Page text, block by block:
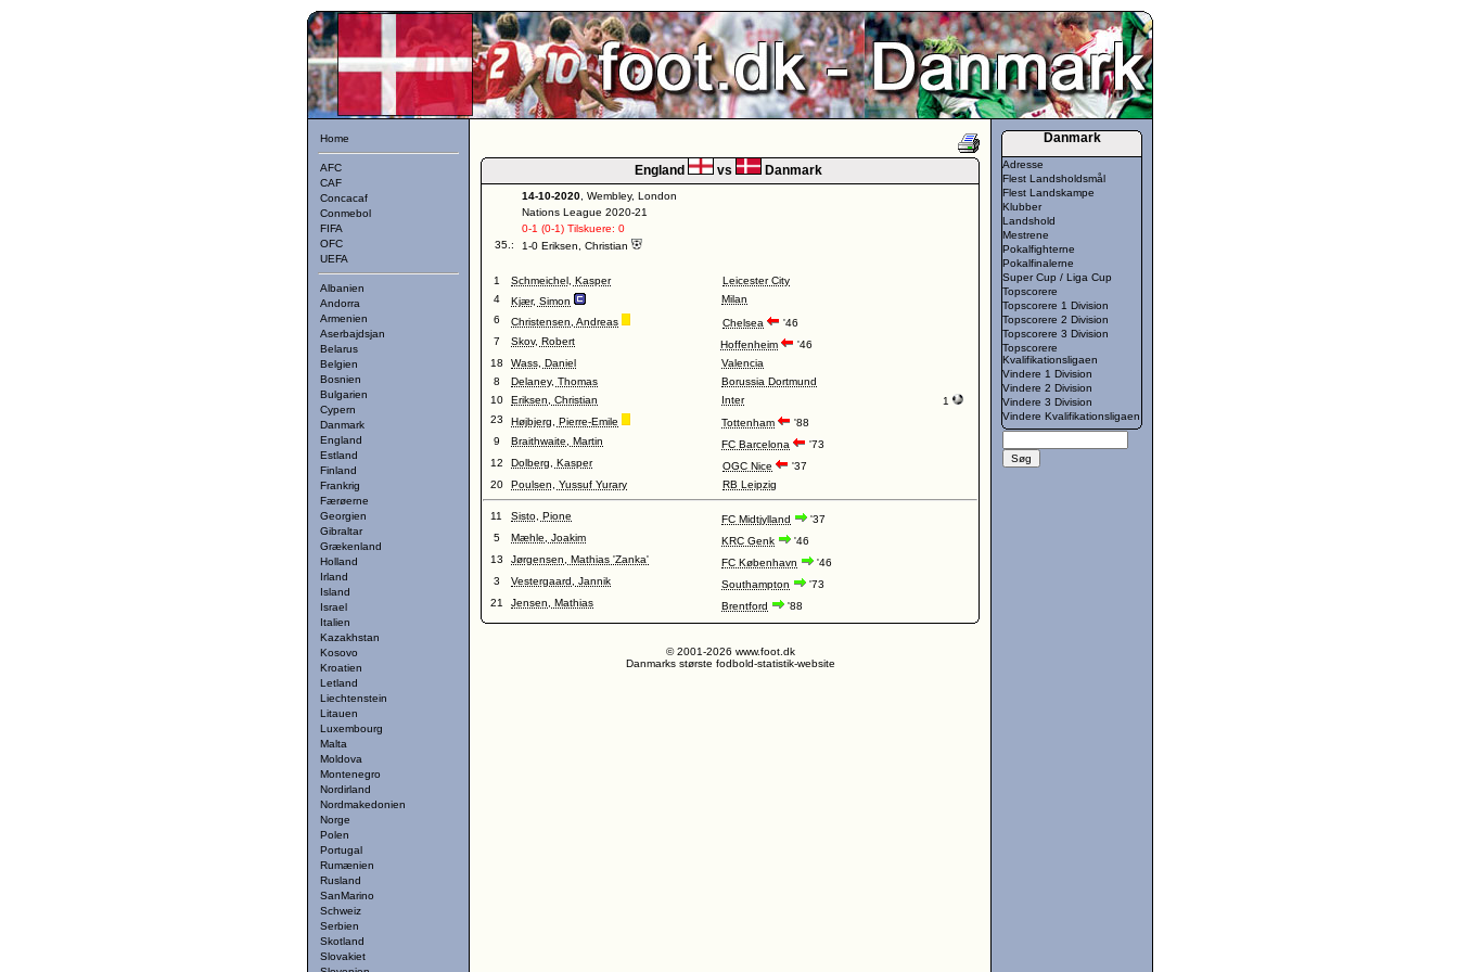
Home
AFC
CAF
Concacaf
Conmebol
FIFA
OFC
UEFA
Albanien
Andorra
Armenien
Aserbajdsjan
Belarus
Belgien
Bosnien
Bulgarien
Cypern
Danmark
England
Estland
Finland
Frankrig
Færøerne
Georgien
Gibraltar
Grækenland
Holland
Irland
Island
Israel
Italien
Kazakhstan
Kosovo
Kroatien
Letland
Liechtenstein
Litauen
Luxembourg
Malta
Moldova
Montenegro
Nordirland
Nordmakedonien
Norge
Polen
Portugal
Rumænien
Rusland
SanMarino
Schweiz
Serbien
Skotland
Slovakiet
England vs Danmark
14-10-2020 , Wembley, London
Nations League 2020-21
0-1 (0-1) Tilskuere: 0
35.:
1-0 Eriksen, Christian
1 Schmeichel, Kasper
Leicester City
4
Kjær, Simon
Milan
6
Christensen, Andreas Chelsea
'46
7
Skov, Robert Hoffenheim
'46
18
Wass, Daniel
Valencia
8
Delaney, Thomas
Borussia Dortmund
10
Eriksen, Christian Inter
1
23
Højbjerg, Pierre-Emile Tottenham
'88
9
Braithwaite, Martin FC Barcelona
'73
12
Dolberg, Kasper OGC Nice
'37
20
Poulsen, Yussuf Yurary RB Leipzig
11 Sisto, Pione FC Midtjylland
'37
5
Mæhle, Joakim KRC Genk
'46
13
Jørgensen, Mathias 'Zanka' FC København
'46
3
Vestergaard, Jannik Southampton
'73
21
Jensen, Mathias Brentford '88
© 2001-2026 www.foot.dk
Danmarks største fodbold-statistik-website
Danmark
Adresse
Flest Landsholdsmål
Flest Landskampe
Klubber
Landshold
Mestrene
Pokalfighterne
Pokalfinalerne
Super Cup / Liga Cup
Topscorere
Topscorere 1 Division
Topscorere 2 Division
Topscorere 3 Division
Topscorere
Kvalifikationsligaen
Vindere 1 Division
Vindere 2 Division
Vindere 3 Division
Vindere Kvalifikationsligaen